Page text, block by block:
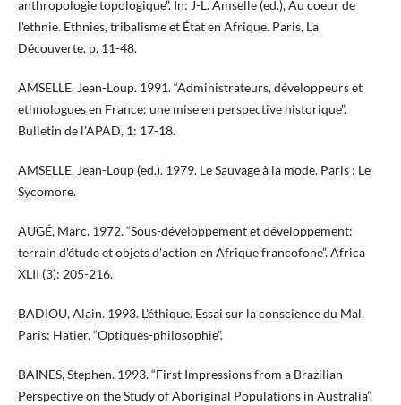
anthropologie topologique”. In: J-L. Amselle (ed.), Au coeur de
l'ethnie. Ethnies, tribalisme et État en Afrique. Paris, La
Découverte. p. 11-48.
AMSELLE, Jean-Loup. 1991. “Administrateurs, développeurs et
ethnologues en France: une mise en perspective historique”.
Bulletin de l'APAD, 1: 17-18.
AMSELLE, Jean-Loup (ed.). 1979. Le Sauvage à la mode. Paris : Le
Sycomore.
AUGÉ, Marc. 1972. “Sous-développement et développement:
terrain d'étude et objets d'action en Afrique francofone”. Africa
XLII (3): 205-216.
BADIOU, Alain. 1993. L'éthique. Essai sur la conscience du Mal.
Paris: Hatier, “Optiques-philosophie”.
BAINES, Stephen. 1993. “First Impressions from a Brazilian
Perspective on the Study of Aboriginal Populations in Australia”.